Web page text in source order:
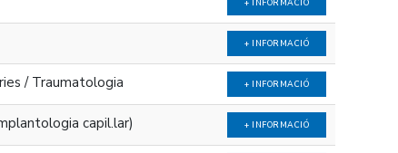
+ INFORMACIÓ
+ INFORMACIÓ
/ Traumatologia + INFORMACIÓ
capil.lar) + INFORMACIÓ